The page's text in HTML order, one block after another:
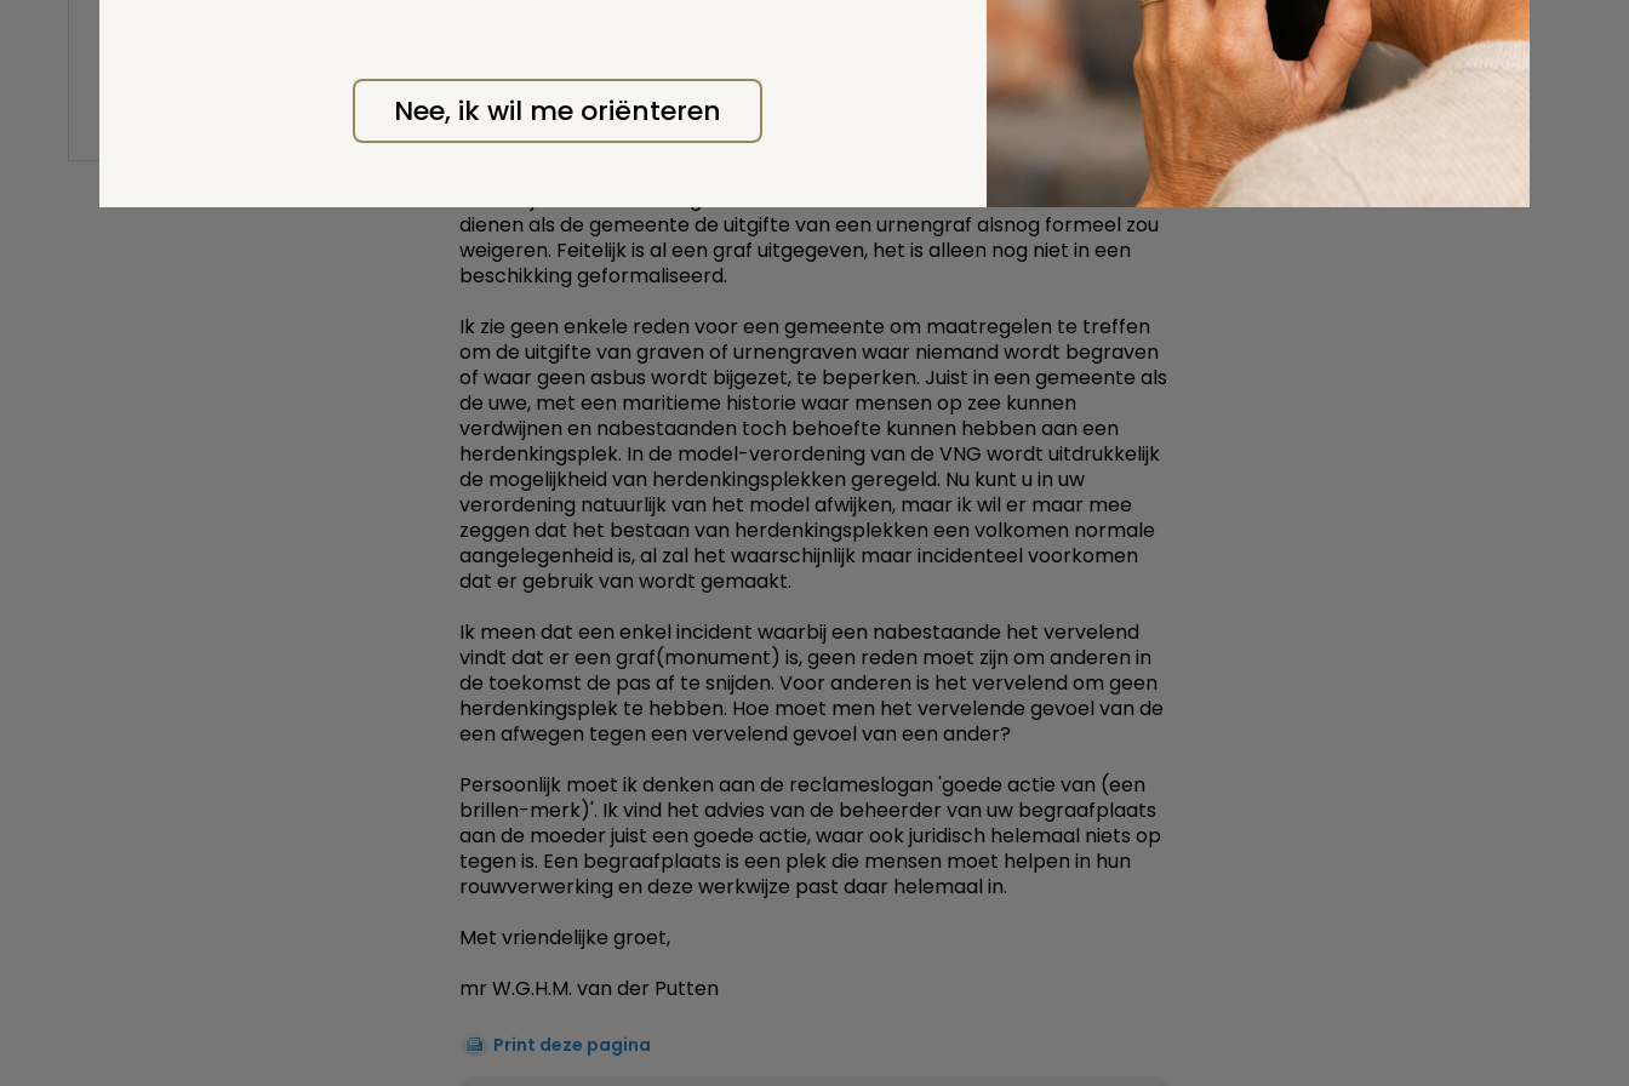
zij wel een Awb-bezwaar mogelijkheid heeft. Ik denk van niet. Het heeft
voor A geen rechtsgevolgen. A vindt het alleen vervelend of ongewenst.
Als A overwegende bezwaren heeft, kan zij zich tot de civiele rechter
wenden. Maar ik zie geen grond of titel voor de (civiele) rechter om de
uitgifte of het hebben van een herdenkingsplek te verbieden of
onrechtmatig te vinden.
Anderzijds zie ik wel een goede reden voor B om een bezwaarschrift in te
dienen als de gemeente de uitgifte van een urnengraf alsnog formeel zou
weigeren. Feitelijk is al een graf uitgegeven, het is alleen nog niet in een
beschikking geformaliseerd.
Ik zie geen enkele reden voor een gemeente om maatregelen te treffen
om de uitgifte van graven of urnengraven waar niemand wordt begraven
of waar geen asbus wordt bijgezet, te beperken. Juist in een gemeente als
de uwe, met een maritieme historie waar mensen op zee kunnen
verdwijnen en nabestaanden toch behoefte kunnen hebben aan een
herdenkingsplek. In de model-verordening van de VNG wordt uitdrukkelijk
de mogelijkheid van herdenkingsplekken geregeld. Nu kunt u in uw
verordening natuurlijk van het model afwijken, maar ik wil er maar mee
zeggen dat het bestaan van herdenkingsplekken een volkomen normale
aangelegenheid is, al zal het waarschijnlijk maar incidenteel voorkomen
dat er gebruik van wordt gemaakt.
Ik meen dat een enkel incident waarbij een nabestaande het vervelend
vindt dat er een graf(monument) is, geen reden moet zijn om anderen in
de toekomst de pas af te snijden. Voor anderen is het vervelend om geen
herdenkingsplek te hebben. Hoe moet men het vervelende gevoel van de
een afwegen tegen een vervelend gevoel van een ander?
Persoonlijk moet ik denken aan de reclameslogan 'goede actie van (een
brillen-merk)'. Ik vind het advies van de beheerder van uw begraafplaats
aan de moeder juist een goede actie, waar ook juridisch helemaal niets op
tegen is. Een begraafplaats is een plek die mensen moet helpen in hun
rouwverwerking en deze werkwijze past daar helemaal in.
Met vriendelijke groet,
mr W.G.H.M. van der Putten
Print deze pagina
Nee, ik wil me oriënteren